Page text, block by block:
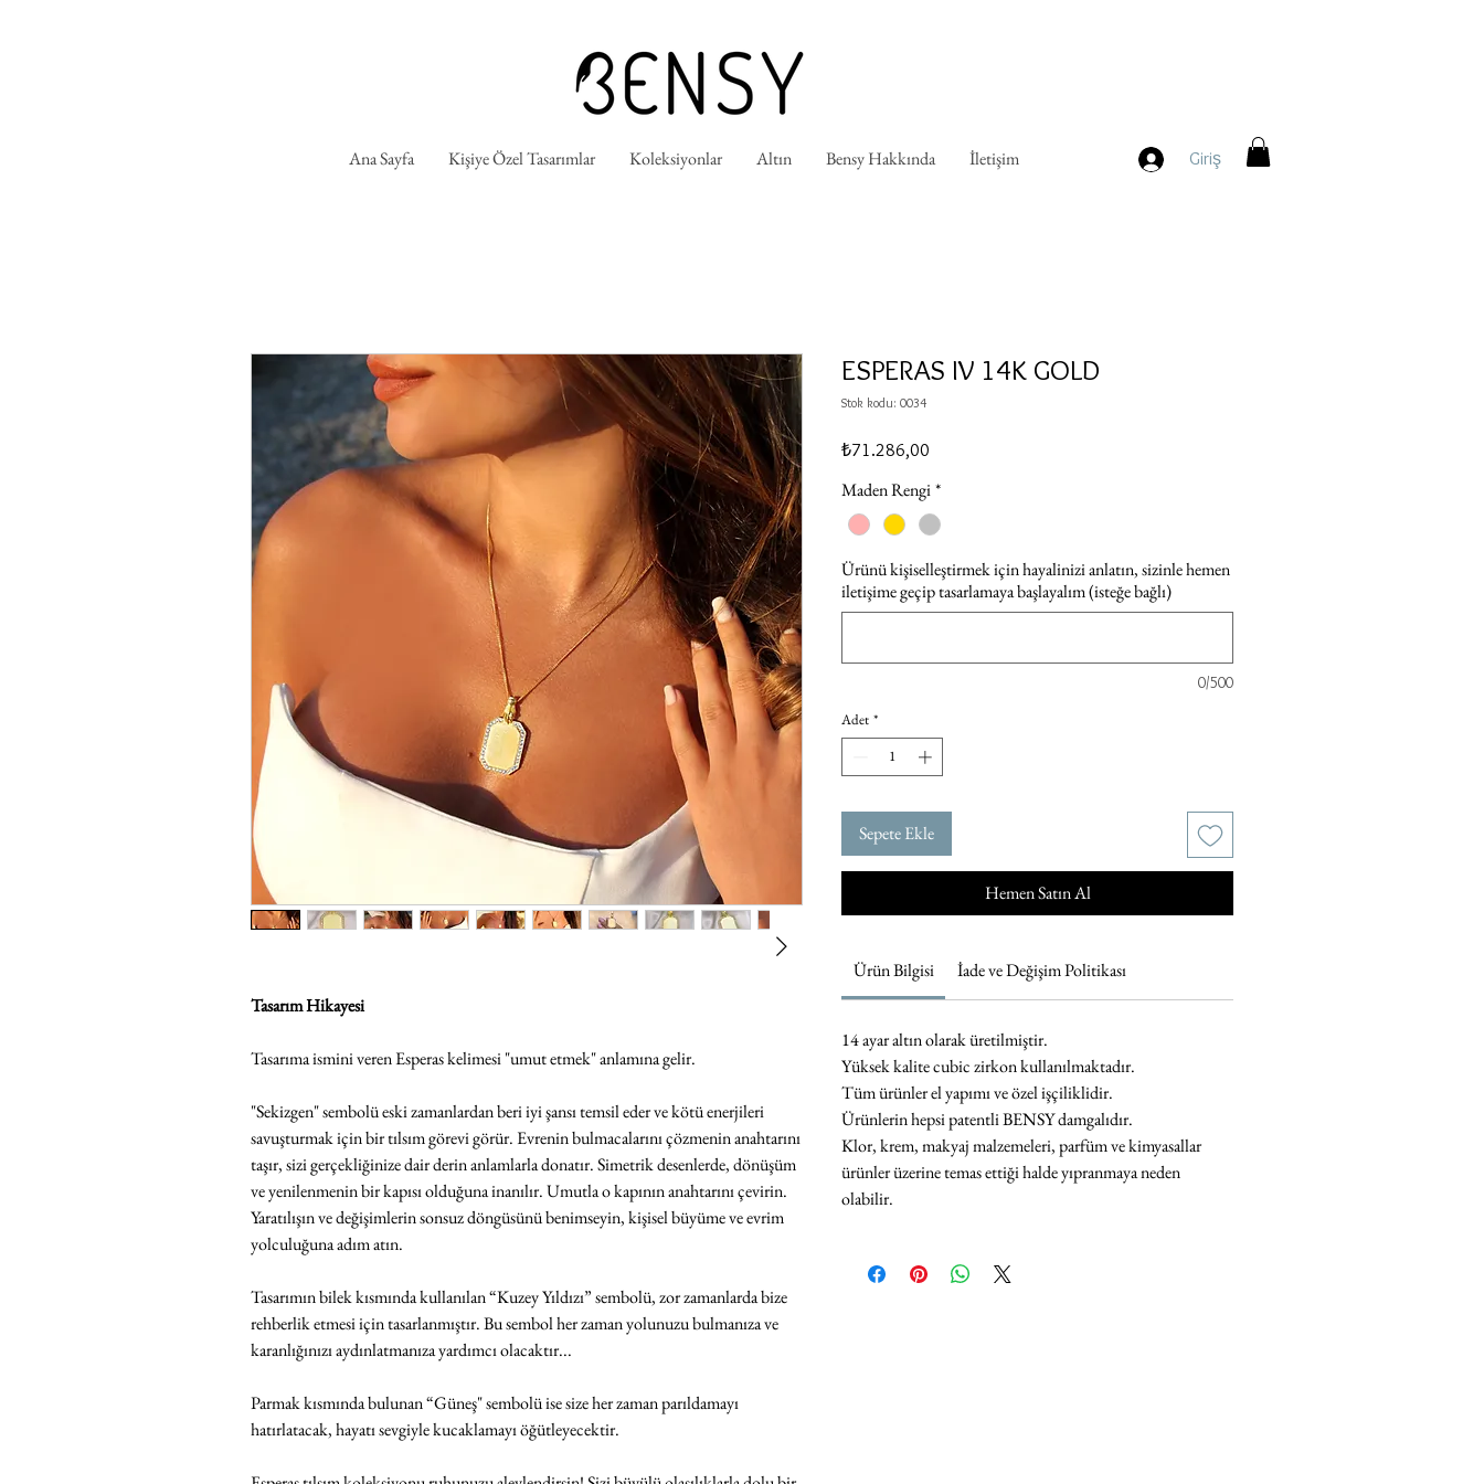
Ana Sayfa Kişiye Özel Tasarımlar Koleksiyonlar Altın Bensy Hakkında İletişim Giriş
Tasarım Hikayesi
Tasarıma ismini veren Esperas kelimesi "umut etmek" anlamına gelir.
"Sekizgen" sembolü eski zamanlardan beri iyi şansı temsil eder ve kötü enerjileri
savuşturmak için bir tılsım görevi görür. Evrenin bulmacalarını çözmenin anahtarını
taşır, sizi gerçekliğinize dair derin anlamlarla donatır. Simetrik desenlerde, dönüşüm
ve yenilenmenin bir kapısı olduğuna inanılır. Umutla o kapının anahtarını çevirin.
Yaratılışın ve değişimlerin sonsuz döngüsünü benimseyin, kişisel büyüme ve evrim
yolculuğuna adım atın.
Tasarımın bilek kısmında kullanılan “Kuzey Yıldızı” sembolü, zor zamanlarda bize
rehberlik etmesi için tasarlanmıştır. Bu sembol her zaman yolunuzu bulmanıza ve
karanlığınızı aydınlatmanıza yardımcı olacaktır...
Parmak kısmında bulunan “Güneş" sembolü ise size her zaman parıldamayı
hatırlatacak, hayatı sevgiyle kucaklamayı öğütleyecektir.
ESPERAS IV 14K GOLD
Stok kodu: 0034
₺71.286,00
Maden Rengi*
Ürünü kişiselleştirmek için hayalinizi anlatın, sizinle hemen
iletişime geçip tasarlamaya başlayalım (isteğe bağlı)
0/500
Adet *
Sepete Ekle
Hemen Satın Al
Ürün Bilgisi İade ve Değişim Politikası
14 ayar altın olarak üretilmiştir.
Yüksek kalite cubic zirkonkullanılmaktadır.
Tüm ürünler el yapımı ve özel işçiliklidir.
Ürünlerin hepsi patentli BENSY damgalıdır.
Klor,krem, makyaj malzemeleri,parfüm ve kimyasallar
ürünler üzerine temas ettiği halde yıpranmaya neden
olabilir.